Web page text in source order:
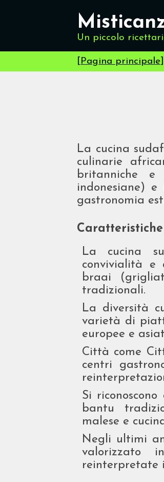
Un piccolo
[Pagina principale]
La cucina
culinarie
britanniche e
indonesiane)
gastronomia
La cucina
convivialità e
braai
tradizionali.
La diversità
varietà di
europee e
Città come
centri
Si
bantu
malese e
Negli ultimi
valorizzato
reinterpretate